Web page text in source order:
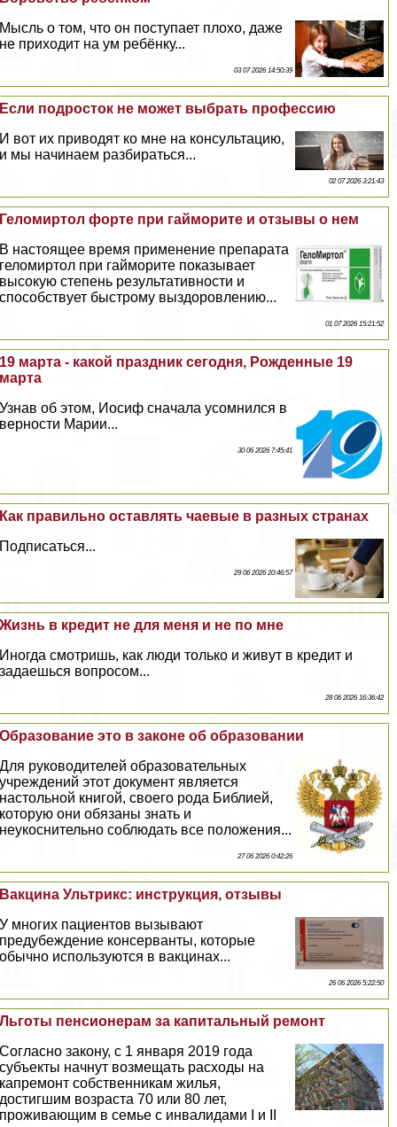
Мысль о том, что он поступает плохо, даже
не приходит на ум ребёнку...
03 07 2026 14:50:39
Если подросток не может выбрать профессию
И вот их приводят ко мне на консультацию,
и мы начинаем разбираться...
02 07 2026 3:21:43
Геломиртол форте при гайморите и отзывы о нем
В настоящее время применение препарата
геломиртол при гайморите показывает
высокую степень результативности и
способствует быстрому выздоровлению...
01 07 2026 15:21:52
19 марта - какой праздник сегодня, Рожденные 19
марта
Узнав об этом, Иосиф сначала усомнился в
верности Марии...
30 06 2026 7:45:41
Как правильно оставлять чаевые в разных странах
Подписаться...
29 06 2026 20:46:57
Жизнь в кредит не для меня и не по мне
Иногда смотришь, как люди только и живут в кредит и
задаешься вопросом...
28 06 2026 16:36:42
Образование это в законе об образовании
Для руководителей образовательных
учреждений этот документ является
настольной книгой, своего рода Библией,
которую они обязаны знать и
неукоснительно соблюдать все положения...
27 06 2026 0:42:26
Вакцина Ультрикс: инструкция, отзывы
У многих пациентов вызывают
предубеждение консерванты, которые
обычно используются в вакцинах...
26 06 2026 5:22:50
Льготы пенсионерам за капитальный ремонт
Согласно закону, с 1 января 2019 года
субъекты начнут возмещать расходы на
капремонт собственникам жилья,
достигшим возраста 70 или 80 лет,
проживающим в семье с инвалидами I и II